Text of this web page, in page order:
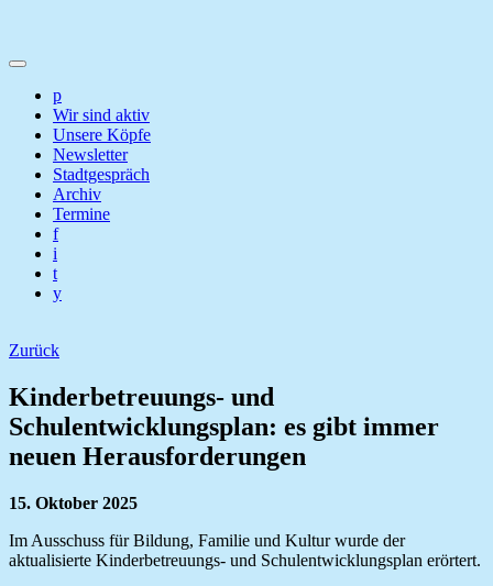
p
Wir sind aktiv
Unsere Köpfe
Newsletter
Stadtgespräch
Archiv
Termine
f
i
t
y
Zurück
Kinderbetreuungs- und
Schulentwicklungsplan: es gibt immer
neuen Herausforderungen
15. Oktober 2025
Im Ausschuss für Bildung, Familie und Kultur wurde der
aktualisierte Kinderbetreuungs- und Schulentwicklungsplan erörtert.